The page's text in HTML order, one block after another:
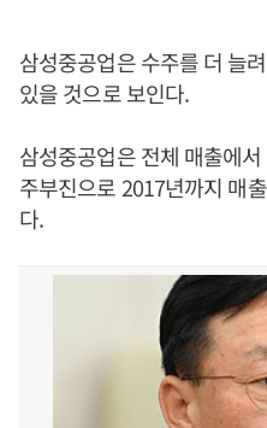
삼성중공업은 수주를 더 늘
있을 것으로 보인다.
삼성중공업은 전체 매출에
주부진으로 2017년까지 매
다.